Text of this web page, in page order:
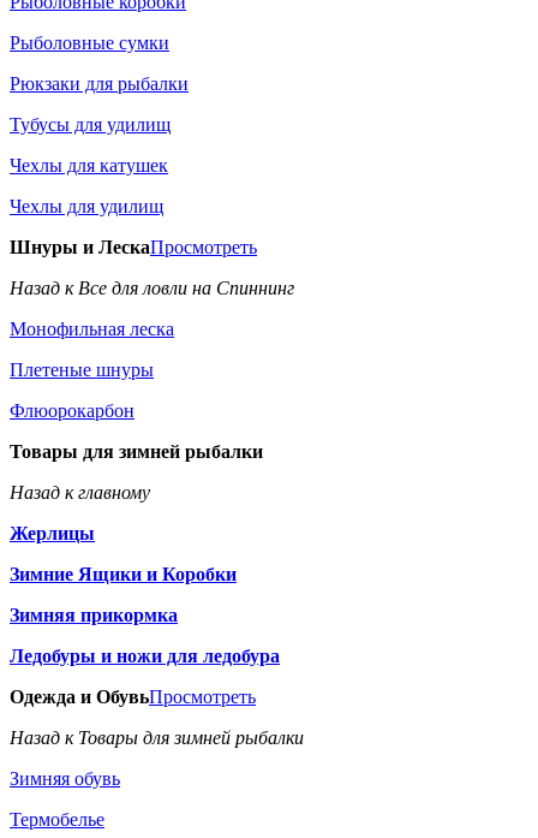
Рыболовные сумки
Рюкзаки для рыбалки
Тубусы для удилищ
Чехлы для катушек
Чехлы для удилищ
Шнуры и ЛескаПросмотреть
Назад к Все для ловли на Спиннинг
Монофильная леска
Плетеные шнуры
Флюорокарбон
Товары для зимней рыбалки
Назад к главному
Жерлицы
Зимние Ящики и Коробки
Зимняя прикормка
Ледобуры и ножи для ледобура
Одежда и ОбувьПросмотреть
Назад к Товары для зимней рыбалки
Зимняя обувь
Термобелье